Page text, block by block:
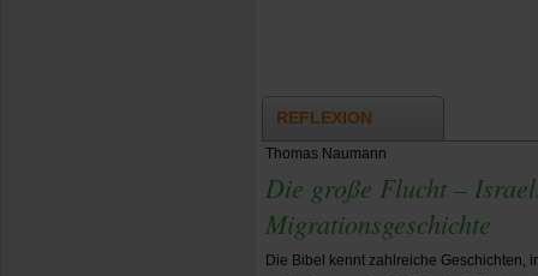
REFLEXION
Thomas Naumann
Die große Flucht –
Migrationsgeschichte
Die Bibel kennt zahlreiche Geschichten,